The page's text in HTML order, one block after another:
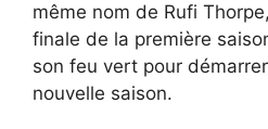
même nom de Rufi
finale de la première
son feu vert pour
nouvelle saison.